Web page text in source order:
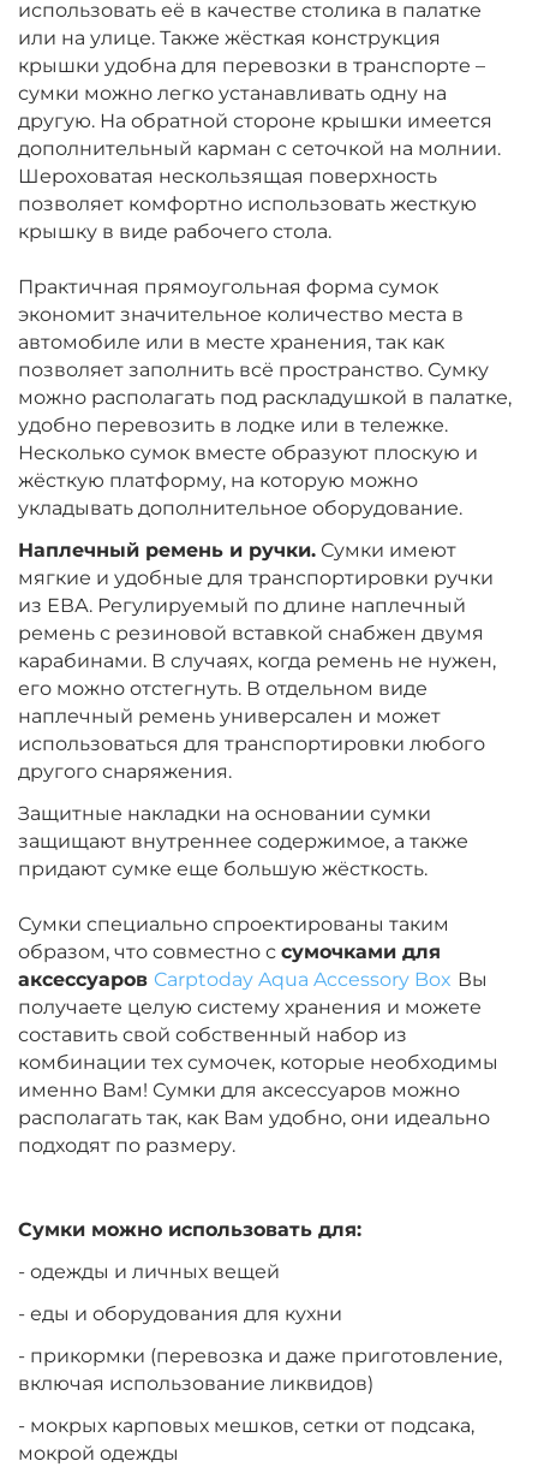
использовать её в качестве столика в палатке
или на улице. Также жёсткая конструкция
крышки удобна для перевозки в транспорте –
сумки можно легко устанавливать одну на
другую. На обратной стороне крышки имеется
дополнительный карман с сеточкой на молнии.
Шероховатая нескользящая поверхность
позволяет комфортно использовать жесткую
крышку в виде рабочего стола.
Практичная прямоугольная форма сумок
экономит значительное количество места в
автомобиле или в месте хранения, так как
позволяет заполнить всё пространство. Сумку
можно располагать под раскладушкой в палатке,
удобно перевозить в лодке или в тележке.
Несколько сумок вместе образуют плоскую и
жёсткую платформу, на которую можно
укладывать дополнительное оборудование.
Наплечный ремень и ручки. Сумки имеют
мягкие и удобные для транспортировки ручки
из ЕВА. Регулируемый по длине наплечный
ремень с резиновой вставкой снабжен двумя
карабинами. В случаях, когда ремень не нужен,
его можно отстегнуть. В отдельном виде
наплечный ремень универсален и может
использоваться для транспортировки любого
другого снаряжения.
Защитные накладки на основании сумки
защищают внутреннее содержимое, а также
придают сумке еще большую жёсткость.
Сумки специально спроектированы таким
образом, что совместно с сумочками для
аксессуаров Carptoday Aqua Accessory Box Вы
получаете целую систему хранения и можете
составить свой собственный набор из
комбинации тех сумочек, которые необходимы
именно Вам! Сумки для аксессуаров можно
располагать так, как Вам удобно, они идеально
подходят по размеру.
Сумки можно использовать для:
- одежды и личных вещей
- еды и оборудования для кухни
- прикормки (перевозка и даже приготовление,
включая использование ликвидов)
- мокрых карповых мешков, сетки от подсака,
мокрой одежды